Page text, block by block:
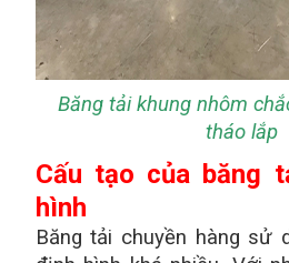
Băng tải khung nhôm
tháo lắp
Cấu tạo của băng
hình
Băng tải chuyền hàng sử